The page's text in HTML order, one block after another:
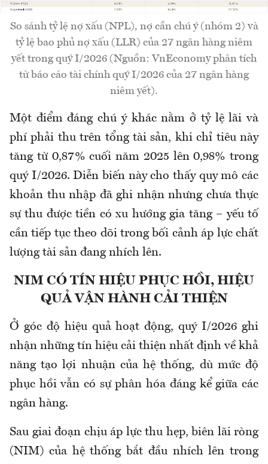
So sánh tỷ lệ nợ xấu (NPL), nợ cần chú ý (nhóm 2) và
tỷ lệ bao phủ nợ xấu (LLR) của 27 ngân hàng niêm
yết trong quý I/2026 (Nguồn: VnEconomy phân tích
từ báo cáo tài chính quý I/2026 của 27 ngân hàng
niêm yết).
Một điểm đáng chú ý khác nằm ở tỷ lệ lãi và
phí phải thu trên tổng tài sản, khi chỉ tiêu này
tăng từ 0,87% cuối năm 2025 lên 0,98% trong
quý I/2026. Diễn biến này cho thấy quy mô các
khoản thu nhập đã ghi nhận nhưng chưa thực
sự thu được tiền có xu hướng gia tăng – yếu tố
cần tiếp tục theo dõi trong bối cảnh áp lực chất
lượng tài sản đang nhích lên.
NIM CÓ TÍN HIỆU PHỤC HỒI, HIỆU
QUẢ VẬN HÀNH CẢI THIỆN
Ở góc độ hiệu quả hoạt động, quý I/2026 ghi
nhận những tín hiệu cải thiện nhất định về khả
năng tạo lợi nhuận của hệ thống, dù mức độ
phục hồi vẫn có sự phân hóa đáng kể giữa các
ngân hàng.
Sau giai đoạn chịu áp lực thu hẹp, biên lãi ròng
(NIM) của hệ thống bắt đầu nhích lên trong